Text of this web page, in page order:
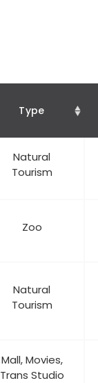
Type
Natural
Tourism
Zoo
Natural
Tourism
Mall, Movies,
Trans Studio